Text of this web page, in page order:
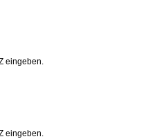
eingeben.
eingeben.